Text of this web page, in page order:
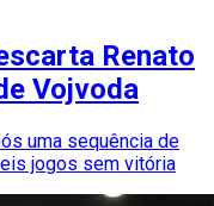
Renato
Vojvoda
uma sequência de
jogos sem vitória